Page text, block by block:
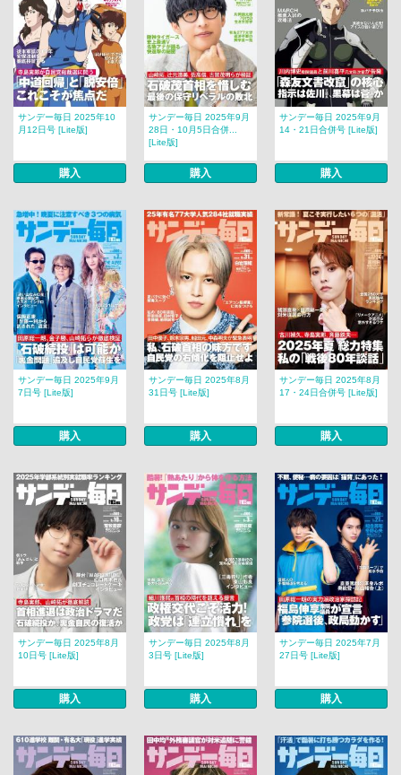
サンデー毎日 2025年10
月12日号 [Lite版]
購入
サンデー毎日 2025年9月
28日・10月5日合併...
[Lite版]
購入
サンデー毎日 2025年9月
14・21日合併号 [Lite版]
購入
サンデー毎日 2025年9月
7日号 [Lite版]
購入
サンデー毎日 2025年8月
31日号 [Lite版]
購入
サンデー毎日 2025年8月
17・24日合併号 [Lite版]
購入
サンデー毎日 2025年8月
10日号 [Lite版]
購入
サンデー毎日 2025年8月
3日号 [Lite版]
購入
サンデー毎日 2025年7月
27日号 [Lite版]
購入